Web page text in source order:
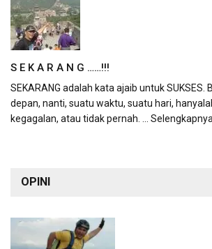
S E K A R A N G ……!!!
SEKARANG adalah kata ajaib untuk SUKSES.
depan, nanti, suatu waktu, suatu hari,
kegagalan, atau tidak pernah. ...
OPINI